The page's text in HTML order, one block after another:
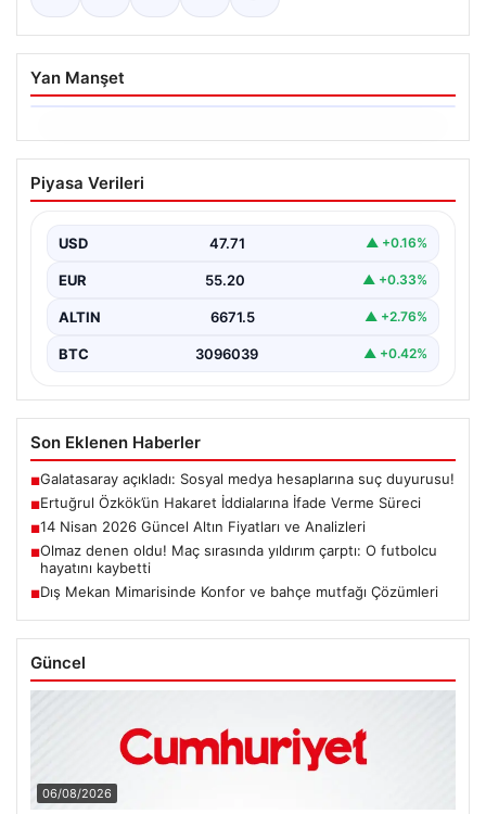
Yan Manşet
Ertuğrul Özkök’ün Hakaret İddialarına
İfade Verme Süreci
Cumhurbaşkanına hakaret iddialarıyla yürütülen
soruşturma kapsamında İstanbul Adalet…
Piyasa Verileri
USD 47.71 ▲ +0.16%
EUR 55.20 ▲ +0.33%
ALTIN 6671.5 ▲ +2.76%
BTC 3096039 ▲ +0.42%
Son Eklenen Haberler
■Galatasaray açıkladı: Sosyal medya hesaplarına suç duyurusu!
■Ertuğrul Özkök’ün Hakaret İddialarına İfade Verme Süreci
■14 Nisan 2026 Güncel Altın Fiyatları ve Analizleri
■Olmaz denen oldu! Maç sırasında yıldırım çarptı: O futbolcu
hayatını kaybetti
■Dış Mekan Mimarisinde Konfor ve bahçe mutfağı Çözümleri
Güncel
06/08/2026